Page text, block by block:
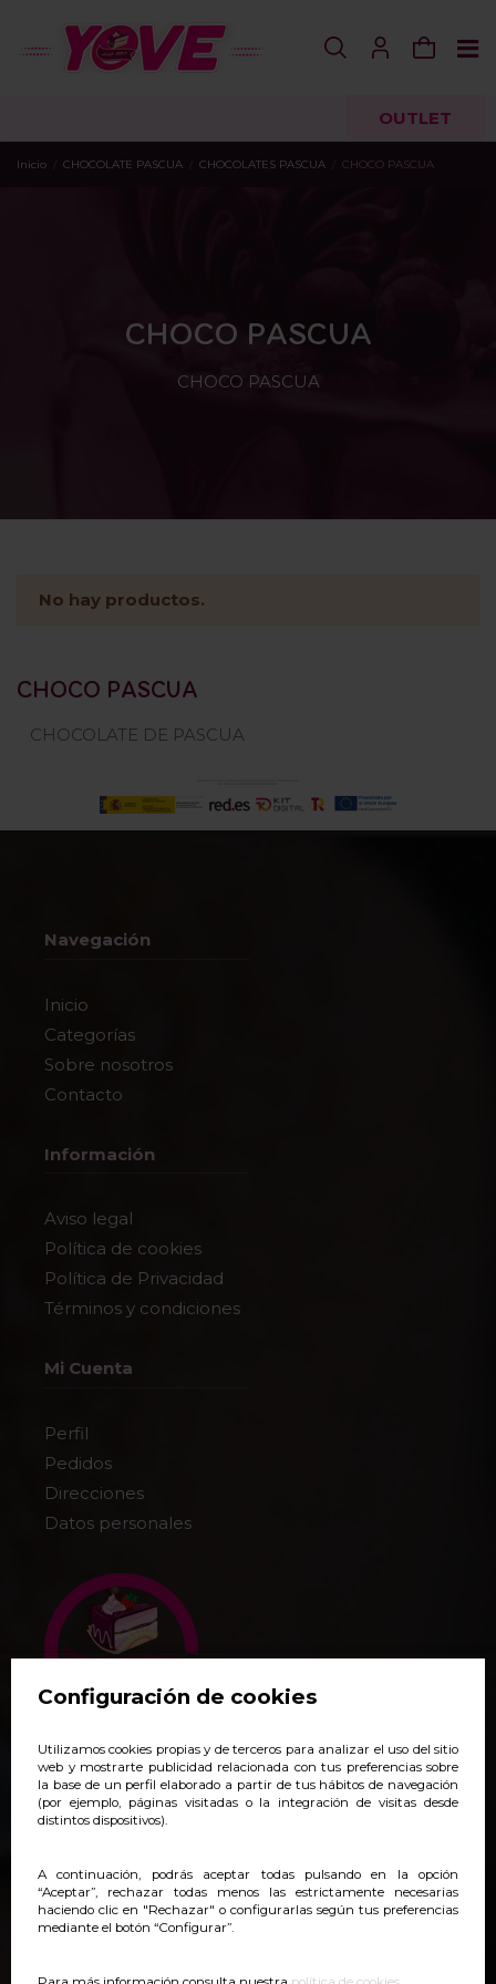
Configuración de cookies
Utilizamos cookies propias y de terceros para analizar el uso del sitio
web y mostrarte publicidad relacionada con tus preferencias sobre
la base de un perfil elaborado a partir de tus hábitos de navegación
(por ejemplo, páginas visitadas o la integración de visitas desde
distintos dispositivos).
A continuación, podrás aceptar todas pulsando en la opción
“Aceptar”, rechazar todas menos las estrictamente necesarias
haciendo clic en "Rechazar" o configurarlas según tus preferencias
mediante el botón “Configurar”.
OUTLET
Inicio CHOCOLATE PASCUA CHOCOLATES PASCUA CHOCO PASCUA
CHOCO PASCUA
CHOCO PASCUA
No hay productos.
CHOCO PASCUA
CHOCOLATE DE PASCUA
Navegación
Inicio
Categorías
Sobre nosotros
Contacto
Información
Aviso legal
Política de cookies
Política de Privacidad
Términos y condiciones
Mi Cuenta
Perfil
Pedidos
Direcciones
Datos personales
+34 938 140 718
pedidos@yoveonline.com